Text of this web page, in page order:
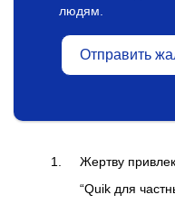
людям.
Отправить
Жертву
“Quik для